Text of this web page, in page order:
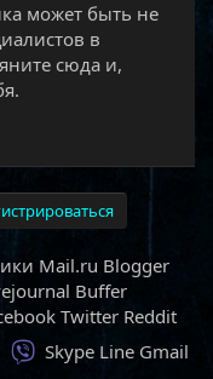
может быть не
в
сюда и,
Mail.ru Blogger
Buffer
Twitter Reddit
Viber
Skype Line Gmail